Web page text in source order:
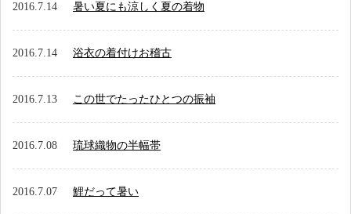
2016.7.14 暑い夏にも涼しく夏の着物
2016.7.14 浴衣の着付けお稽古
2016.7.13 この世でたったひとつの振袖
2016.7.08 琉球織物の半幅帯
2016.7.07 鯉だって暑い